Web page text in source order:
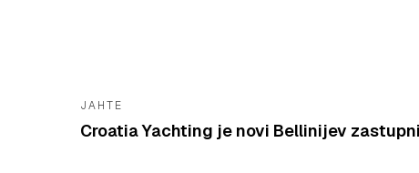
JAHTE
Croatia Yachting je novi Bellinijev